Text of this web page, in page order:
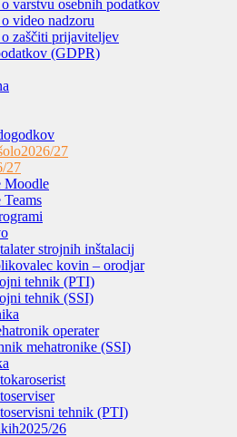
varstvu osebnih podatkov
video nadzoru
zaščiti prijaviteljev
(GDPR)
2026/27
27
Moodle
strojnih inštalacij
kovin – orodjar
tehnik (PTI)
tehnik (SSI)
operater
mehatronike (SSI)
tehnik (PTI)
2025/26